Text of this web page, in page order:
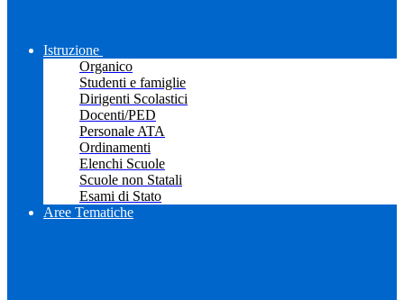
Istruzione
Organico
Studenti e famiglie
Dirigenti Scolastici
Docenti/PED
Personale ATA
Ordinamenti
Elenchi Scuole
Scuole non Statali
Esami di Stato
Aree Tematiche